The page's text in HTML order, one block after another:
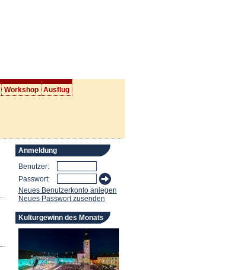
Workshop Ausflug
Anmeldung
Benutzer:
Passwort:
Neues Benutzerkonto anlegen
Neues Passwort zusenden
Kulturgewinn des Monats